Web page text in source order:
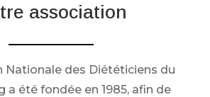
association
Nationale des Diététiciens du
a été fondée en 1985, afin de